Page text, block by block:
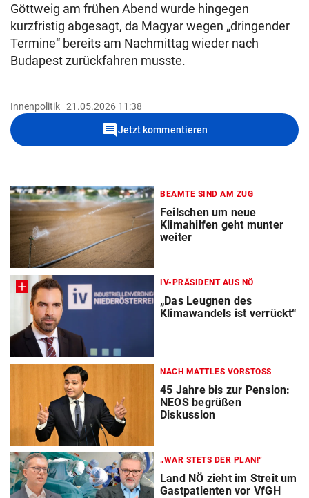
Göttweig am frühen Abend wurde hingegen
kurzfristig abgesagt, da Magyar wegen „dringender
Termine“ bereits am Nachmittag wieder nach
Budapest zurückfahren musste.
Innenpolitik 21.05.2026 11:38
commentJetzt kommentieren
BEAMTE SIND AM ZUG
Feilschen um neue
Klimahilfen geht munter
weiter
IV-PRÄSIDENT AUS NÖ
„Das Leugnen des
Klimawandels ist verrückt“
NACH MATTLES VORSTOSS
45 Jahre bis zur Pension:
NEOS begrüßen
Diskussion
„WAR STETS DER PLAN!“
Land NÖ zieht im Streit um
Gastpatienten vor VfGH